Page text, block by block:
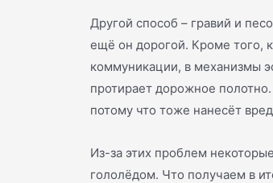
Другой способ – гравий и
ещё он дорогой. Кроме того,
коммуникации, в механизмы
протирает дорожное
потому что тоже нанесёт
Из-за этих проблем
гололёдом. Что получаем в